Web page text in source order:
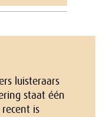
luisteraars
staat één
is